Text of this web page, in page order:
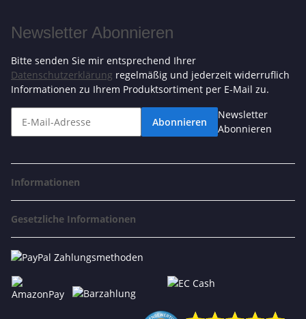
Newsletter Abonnieren
Bitte senden Sie mir entsprechend Ihrer
Datenschutzerklärung regelmäßig und jederzeit widerruflich
Informationen zu Ihrem Produktsortiment per E-Mail zu.
Abonnieren
Newsletter
Abonnieren
Informationen
Gesetzliche Informationen